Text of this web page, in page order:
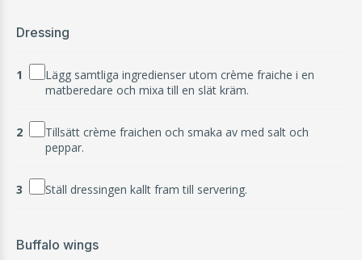
Dressing
1
Lägg samtliga ingredienser utom crème fraiche i en
matberedare och mixa till en slät kräm.
2
Tillsätt crème fraichen och smaka av med salt och
peppar.
3 Ställ dressingen kallt fram till servering.
Buffalo wings